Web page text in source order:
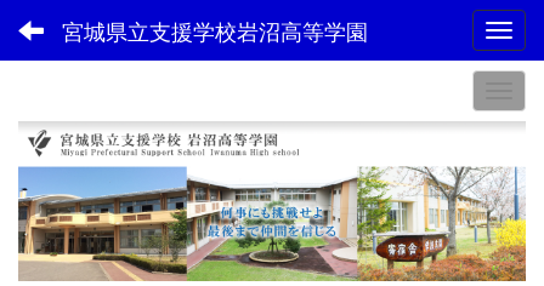
宮城県立支援学校岩沼高等学園